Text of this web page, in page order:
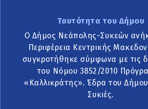
Ταυτότητα του Δήμου
Ο Δήμος Νεάπολης-Συκεών
Περιφέρεια Κεντρικής
συγκροτήθηκε σύμφωνα με τις
του Νόμου 3852/2010
«Καλλικράτης». Έδρα του Δήμου
Συκιές.